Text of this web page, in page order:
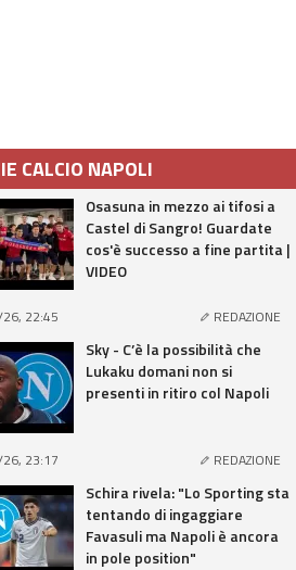
CALCIO NAPOLI
Osasuna in mezzo ai tifosi a
Castel di Sangro! Guardate
cos'è successo a fine partita |
VIDEO
22:45 REDAZIONE
Sky - C’è la possibilità che
Lukaku domani non si
presenti in ritiro col Napoli
23:17 REDAZIONE
Schira rivela: "Lo Sporting sta
tentando di ingaggiare
Favasuli ma Napoli è ancora
in pole position"